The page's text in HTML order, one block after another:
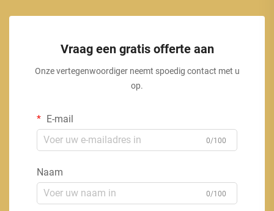
Vraag een gratis offerte aan
Onze vertegenwoordiger neemt spoedig contact met u
op.
E-mail
0/100
Naam
0/100